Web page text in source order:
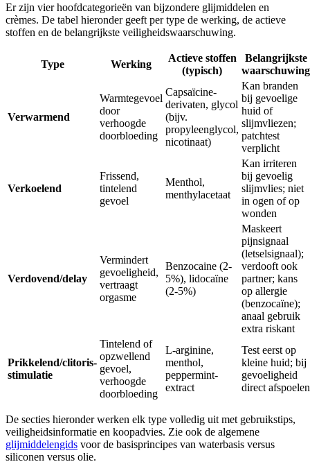
Er zijn vier hoofdcategorieën van bijzondere glijmiddelen en
crèmes. De tabel hieronder geeft per type de werking, de actieve
stoffen en de belangrijkste veiligheidswaarschuwing.
Type Werking
Actieve stoffen
(typisch)
Belangrijkste
waarschuwing
Verwarmend
Warmtegevoel
door
verhoogde
doorbloeding
Capsaïcine-
derivaten, glycol
(bijv.
propyleenglycol,
nicotinaat)
Kan branden
bij gevoelige
huid of
slijmvliezen;
patchtest
verplicht
Verkoelend
Frissend,
tintelend
gevoel
Menthol,
menthylacetaat
Kan irriteren
bij gevoelig
slijmvlies; niet
in ogen of op
wonden
Verdovend/delay
Vermindert
gevoeligheid,
vertraagt
orgasme
Benzocaine (2-
5%), lidocaïne
(2-5%)
Maskeert
pijnsignaal
(letselsignaal);
verdooft ook
partner; kans
op allergie
(benzocaïne);
anaal gebruik
extra riskant
Prikkelend/clitoris-
stimulatie
Tintelend of
opzwellend
gevoel,
verhoogde
doorbloeding
L-arginine,
menthol,
peppermint-
extract
Test eerst op
kleine huid; bij
gevoeligheid
direct afspoelen
De secties hieronder werken elk type volledig uit met gebruikstips,
veiligheidsinformatie en koopadvies. Zie ook de algemene
glijmiddelengids voor de basisprincipes van waterbasis versus
siliconen versus olie.